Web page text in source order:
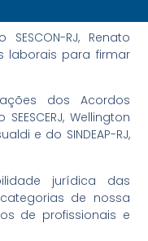
RJ, Renato
laborais para firmar
dos Acordos
Wellington
e do SINDEAP-RJ,
jurídica das
de nossa
de profissionais e